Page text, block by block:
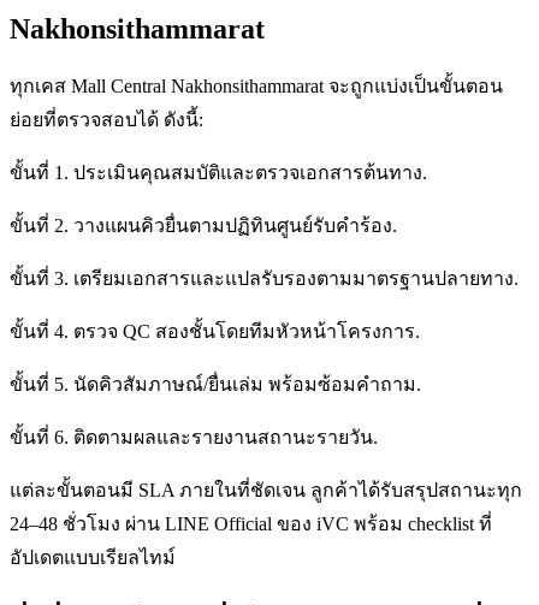
Nakhonsithammarat
ทุกเคส Mall Central Nakhonsithammarat จะถูกแบ่งเป็นขั้นตอน
ย่อยที่ตรวจสอบได้ ดังนี้:
ขั้นที่ 1. ประเมินคุณสมบัติและตรวจเอกสารต้นทาง.
ขั้นที่ 2. วางแผนคิวยื่นตามปฏิทินศูนย์รับคำร้อง.
ขั้นที่ 3. เตรียมเอกสารและแปลรับรองตามมาตรฐานปลายทาง.
ขั้นที่ 4. ตรวจ QC สองชั้นโดยทีมหัวหน้าโครงการ.
ขั้นที่ 5. นัดคิวสัมภาษณ์/ยื่นเล่ม พร้อมซ้อมคำถาม.
ขั้นที่ 6. ติดตามผลและรายงานสถานะรายวัน.
แต่ละขั้นตอนมี SLA ภายในที่ชัดเจน ลูกค้าได้รับสรุปสถานะทุก
24–48 ชั่วโมง ผ่าน LINE Official ของ iVC พร้อม checklist ที่
อัปเดตแบบเรียลไทม์